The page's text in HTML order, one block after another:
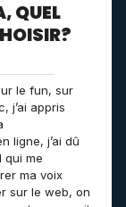
QUEL
le fun, sur
j’ai appris
ligne, j’ai dû
qui me
ma voix
sur le web, on